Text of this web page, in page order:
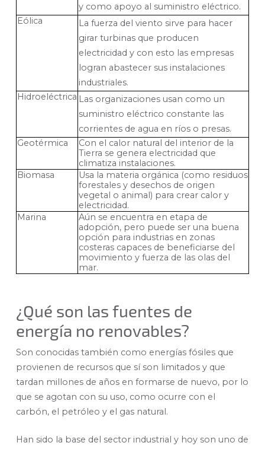
y como apoyo al suministro eléctrico.
Eólica
La fuerza del viento sirve para hacer
girar turbinas que producen
electricidad y con esto las empresas
logran abastecer sus instalaciones
industriales.
Hidroeléctrica Las organizaciones usan como un
suministro eléctrico constante las
corrientes de agua en ríos o presas.
Geotérmica
Con el calor natural del interior de la
Tierra se genera electricidad que
climatiza instalaciones.
Biomasa
Usa la materia orgánica (como residuos
forestales y desechos de origen
vegetal o animal) para crear calor y
electricidad.
Marina
Aún se encuentra en etapa de
adopción, pero puede ser una buena
opción para industrias en zonas
costeras capaces de beneficiarse del
movimiento y fuerza de las olas del
mar.
¿Qué son las fuentes de
energía no renovables?
Son conocidas también como energías fósiles que
provienen de recursos que sí son limitados y que
tardan millones de años en formarse de nuevo, por lo
que se agotan con su uso, como ocurre con el
carbón, el petróleo y el gas natural.
Han sido la base del sector industrial y hoy son uno de